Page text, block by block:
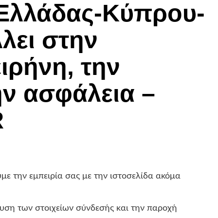
Κύπρου-
στην
την
ασφάλεια –
την εμπειρία σας με την ιστοσελίδα ακόμα
των στοιχείων σύνδεσής και την παροχή